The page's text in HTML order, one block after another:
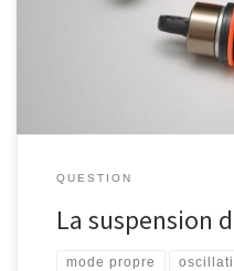
QUESTION
La suspension
mode propre